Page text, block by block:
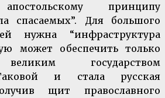
принципу
спасаемых”. Для большого
нужна “инфраструктура
может обеспечить только
государством
и стала русская
щит православного